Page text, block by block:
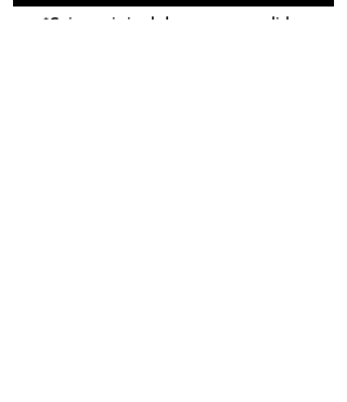
*Caixa original da marca vendida